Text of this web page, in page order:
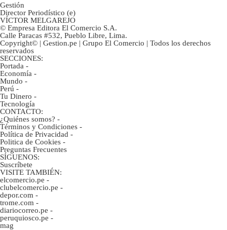
Gestión
Director Periodístico (e)
VÍCTOR MELGAREJO
© Empresa Editora El Comercio S.A.
Calle Paracas #532, Pueblo Libre, Lima.
Copyright© | Gestion.pe | Grupo El Comercio | Todos los derechos
reservados
SECCIONES:
Portada -
Economía -
Mundo -
Perú -
Tu Dinero -
Tecnología
CONTACTO:
¿Quiénes somos? -
Términos y Condiciones -
Política de Privacidad -
Politica de Cookies -
Preguntas Frecuentes
SÍGUENOS:
Suscríbete
VISITE TAMBIÉN:
elcomercio.pe -
clubelcomercio.pe -
depor.com -
trome.com -
diariocorreo.pe -
peruquiosco.pe -
mag